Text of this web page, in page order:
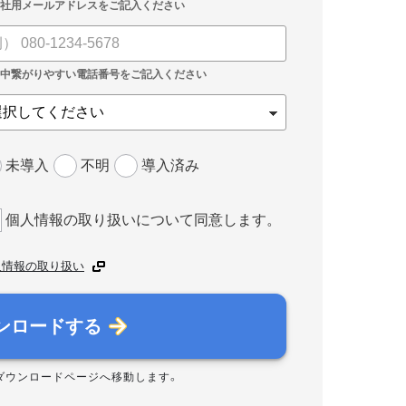
未導入 不明 導入済み
個人情報の取り扱いについて同意します。
報の取り扱い
ロードする
ウンロードページへ移動します。